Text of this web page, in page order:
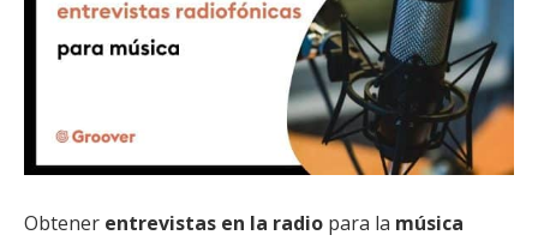
Obtener entrevistas en la radio para la música